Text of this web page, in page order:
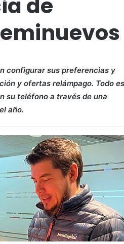
de
configurar sus preferencias y
y ofertas relámpago. Todo
su teléfono a través de una
año.